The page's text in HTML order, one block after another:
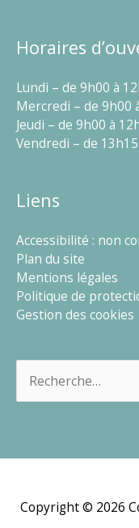
Horaires
Lundi – de 9h00 à
Mercredi – de 9h00
Jeudi – de 9h00 à
Vendredi – de
Liens
Accessibilité : non
Plan du site
Mentions légales
Politique de
Gestion des cookies
Copyright © 2026